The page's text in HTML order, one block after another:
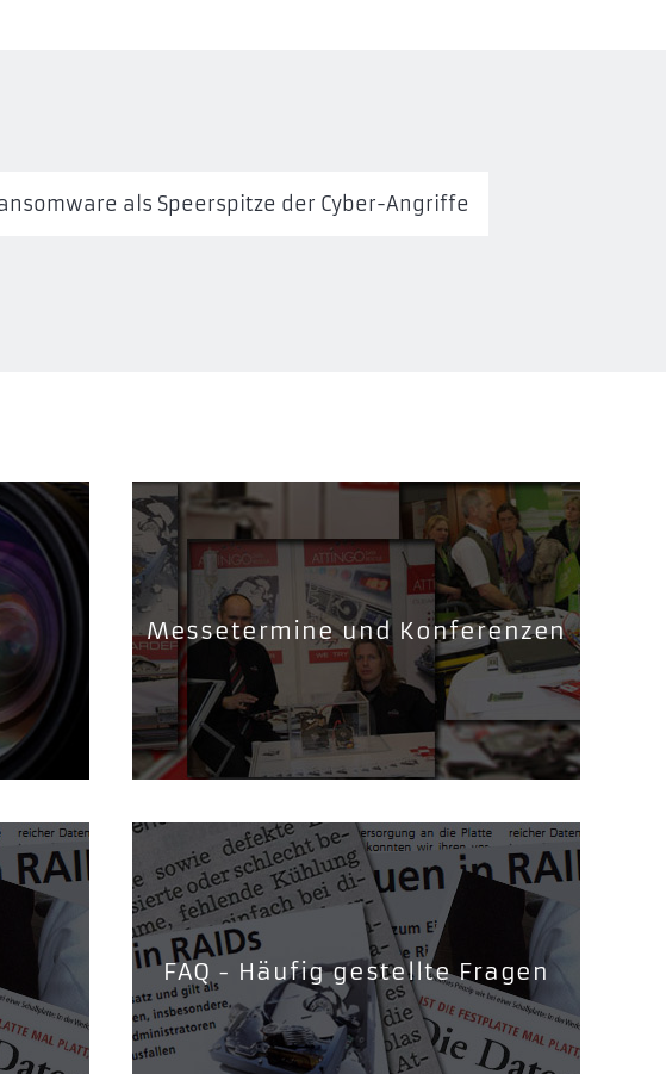
als Speerspitze der Cyber-Angriffe
Messetermine und Konferenzen
FAQ - Häufig gestellte Fragen